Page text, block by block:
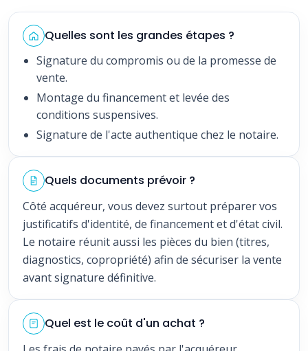
Quelles sont les grandes étapes ?
Signature du compromis ou de la promesse de
vente.
Montage du financement et levée des
conditions suspensives.
Signature de l'acte authentique chez le notaire.
Quels documents prévoir ?
Côté acquéreur, vous devez surtout préparer vos
justificatifs d'identité, de financement et d'état civil.
Le notaire réunit aussi les pièces du bien (titres,
diagnostics, copropriété) afin de sécuriser la vente
avant signature définitive.
Quel est le coût d'un achat ?